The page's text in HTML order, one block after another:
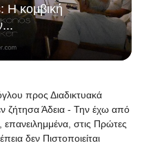
Η κομβική
προς Διαδικτυακά
ζήτησα Άδεια - Την έχω από
επανειλημμένα, στις Πρώτες
δεν Πιστοποιείται